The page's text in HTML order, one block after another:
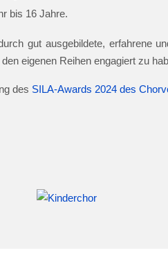
bis 16 Jahre.
gut ausgebildete, erfahrene
eigenen Reihen engagiert zu
des SILA-Awards 2024 des